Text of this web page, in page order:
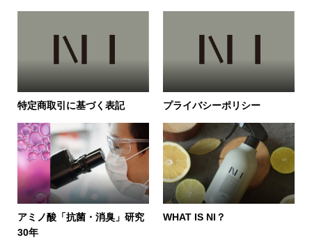
特定商取引に基づく表記 プライバシーポリシー
アミノ酸「抗菌・消臭」研究
30年
WHAT IS NI？